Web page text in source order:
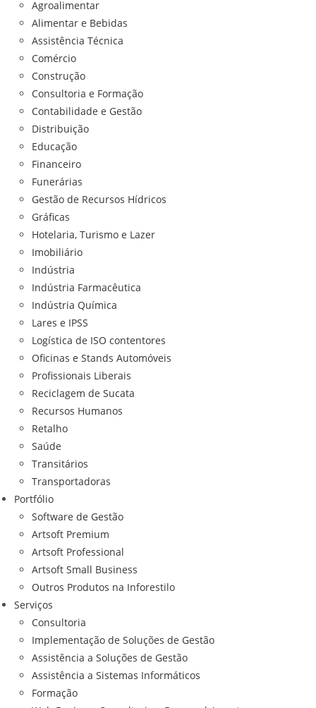
Agroalimentar
Alimentar e Bebidas
Assistência Técnica
Comércio
Construção
Consultoria e Formação
Contabilidade e Gestão
Distribuição
Educação
Financeiro
Funerárias
Gestão de Recursos Hídricos
Gráficas
Hotelaria, Turismo e Lazer
Imobiliário
Indústria
Indústria Farmacêutica
Indústria Química
Lares e IPSS
Logística de ISO contentores
Oficinas e Stands Automóveis
Profissionais Liberais
Reciclagem de Sucata
Recursos Humanos
Retalho
Saúde
Transitários
Transportadoras
Portfólio
Software de Gestão
Artsoft Premium
Artsoft Professional
Artsoft Small Business
Outros Produtos na Inforestilo
Serviços
Consultoria
Implementação de Soluções de Gestão
Assistência a Soluções de Gestão
Assistência a Sistemas Informáticos
Formação